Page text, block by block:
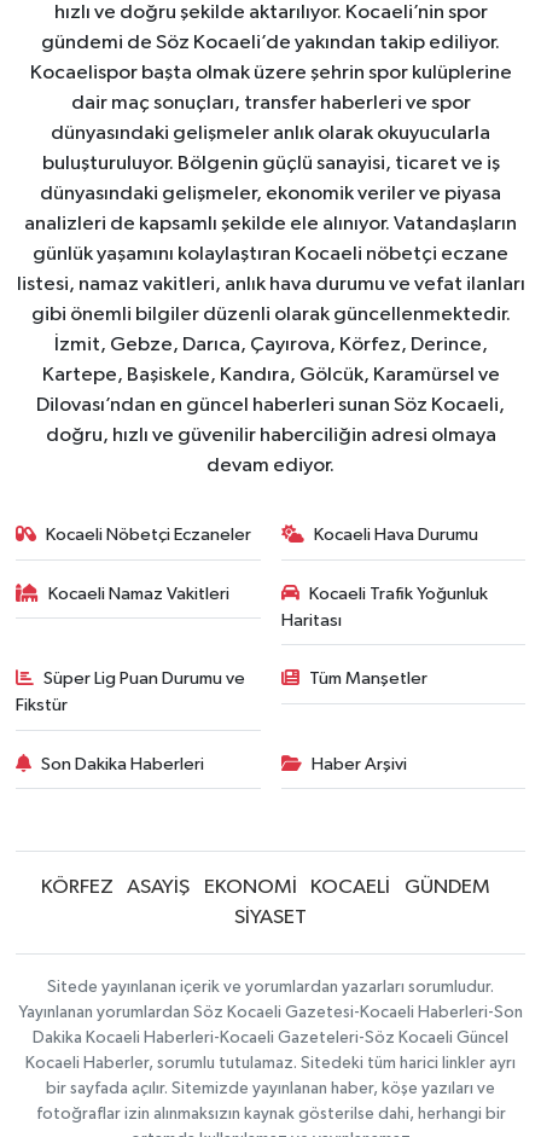
hızlı ve doğru şekilde aktarılıyor. Kocaeli’nin spor
gündemi de Söz Kocaeli’de yakından takip ediliyor.
Kocaelispor başta olmak üzere şehrin spor kulüplerine
dair maç sonuçları, transfer haberleri ve spor
dünyasındaki gelişmeler anlık olarak okuyucularla
buluşturuluyor. Bölgenin güçlü sanayisi, ticaret ve iş
dünyasındaki gelişmeler, ekonomik veriler ve piyasa
analizleri de kapsamlı şekilde ele alınıyor. Vatandaşların
günlük yaşamını kolaylaştıran Kocaeli nöbetçi eczane
listesi, namaz vakitleri, anlık hava durumu ve vefat ilanları
gibi önemli bilgiler düzenli olarak güncellenmektedir.
İzmit, Gebze, Darıca, Çayırova, Körfez, Derince,
Kartepe, Başiskele, Kandıra, Gölcük, Karamürsel ve
Dilovası’ndan en güncel haberleri sunan Söz Kocaeli,
doğru, hızlı ve güvenilir haberciliğin adresi olmaya
devam ediyor.
Kocaeli Nöbetçi Eczaneler Kocaeli Hava Durumu
Kocaeli Namaz Vakitleri
Kocaeli Trafik Yoğunluk
Haritası
Süper Lig Puan Durumu ve
Fikstür
Tüm Manşetler
Son Dakika Haberleri Haber Arşivi
KÖRFEZ ASAYİŞ EKONOMİ KOCAELİ
GÜNDEM
SİYASET
Sitede yayınlanan içerik ve yorumlardan yazarları sorumludur.
Yayınlanan yorumlardan Söz Kocaeli Gazetesi-Kocaeli Haberleri-Son
Dakika Kocaeli Haberleri-Kocaeli Gazeteleri-Söz Kocaeli Güncel
Kocaeli Haberler, sorumlu tutulamaz. Sitedeki tüm harici linkler ayrı
bir sayfada açılır. Sitemizde yayınlanan haber, köşe yazıları ve
fotoğraflar izin alınmaksızın kaynak gösterilse dahi, herhangi bir